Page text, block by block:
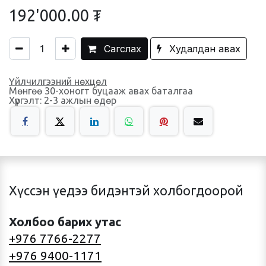
192'000.00 ₮
Сагслах Худалдан авах
Үйлчилгээний нөхцөл
Мөнгөө 30-хоногт буцааж авах баталгаа
Хүргэлт: 2-3 ажлын өдөр
Хүссэн үедээ бидэнтэй холбогдоорой
Холбоо барих утас
+976 7766-2277
+976 9400-1171